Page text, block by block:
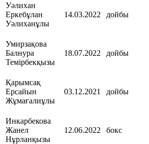
Уәлихан
Еркебұлан
Уәлиханұлы
14.03.2022 дойбы
Умирзақова
Балнура
Темірбекқызы
18.07.2022 дойбы
Қарымсақ
Ерсайын
Жұмағалиұлы
03.12.2021 дойбы
Инкарбекова
Жанел
Нұрланқызы
12.06.2022 бокс